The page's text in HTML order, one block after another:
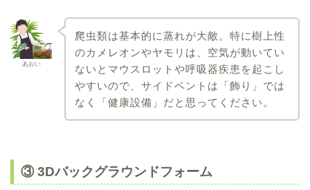
あおい
爬虫類は基本的に蒸れが大敵。特に樹上性
のカメレオンやヤモリは、空気が動いてい
ないとマウスロットや呼吸器疾患を起こし
やすいので、サイドベントは「飾り」では
なく「健康設備」だと思ってください。
③ 3Dバックグラウンドフォーム